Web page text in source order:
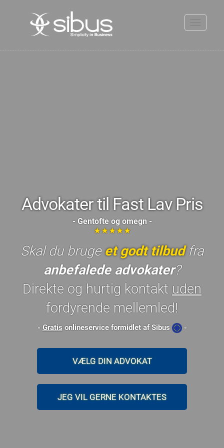
Advokater til Fast Lav Pris
- Gentofte og omegn -
★★★★★
Skal du brugeet godt tilbudfra
anbefalede advokater?
Direkte og hurtig kontakt uden
fordyrende mellemled!
- Gratisonlineservice formidlet af Sibus -
VÆLG DIN ADVOKAT
JEG VIL GERNE KONTAKTES